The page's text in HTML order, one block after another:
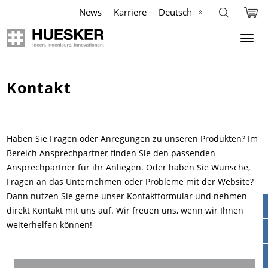
News Karriere Deutsch
Produkte
Referenzen
Videos
Wissen
Services
Produkte
Referenzen
Videos
Infografiken
Services
Produkte
Referenzen
Videos
Services
News
Philosophie
Management Team
Compliance
Geschichte
Standorte
Kontakt
Haben Sie Fragen oder Anregungen zu unseren Produkten? Im
Bereich Ansprechpartner finden Sie den passenden
Ansprechpartner für ihr Anliegen. Oder haben Sie Wünsche,
Fragen an das Unternehmen oder Probleme mit der Website?
Dann nutzen Sie gerne unser Kontaktformular und nehmen
direkt Kontakt mit uns auf. Wir freuen uns, wenn wir Ihnen
weiterhelfen können!